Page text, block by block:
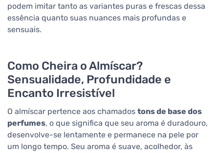
podem imitar tanto as variantes puras e frescas dessa
essência quanto suas nuances mais profundas e
sensuais.
Como Cheira o Almíscar?
Sensualidade, Profundidade e
Encanto Irresistível
O almíscar pertence aos chamados tons de base dos
perfumes, o que significa que seu aroma é duradouro,
desenvolve-se lentamente e permanece na pele por
um longo tempo. Seu aroma é suave, acolhedor, às